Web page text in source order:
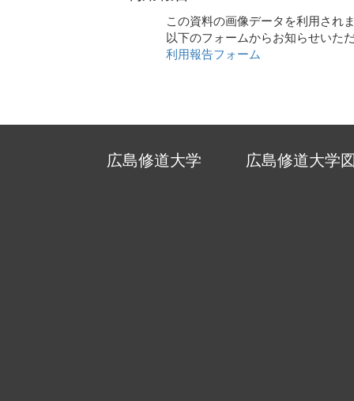
この資料の画像データを利用され
以下のフォームからお知らせいた
利用報告フォーム
広島修道大学 広島修道大学